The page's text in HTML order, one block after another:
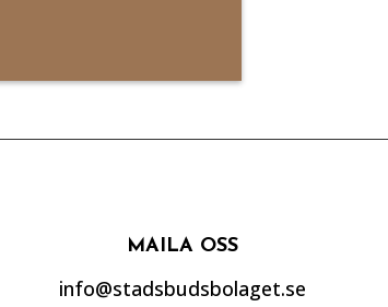
MAILA OSS
info@stadsbudsbolaget.se